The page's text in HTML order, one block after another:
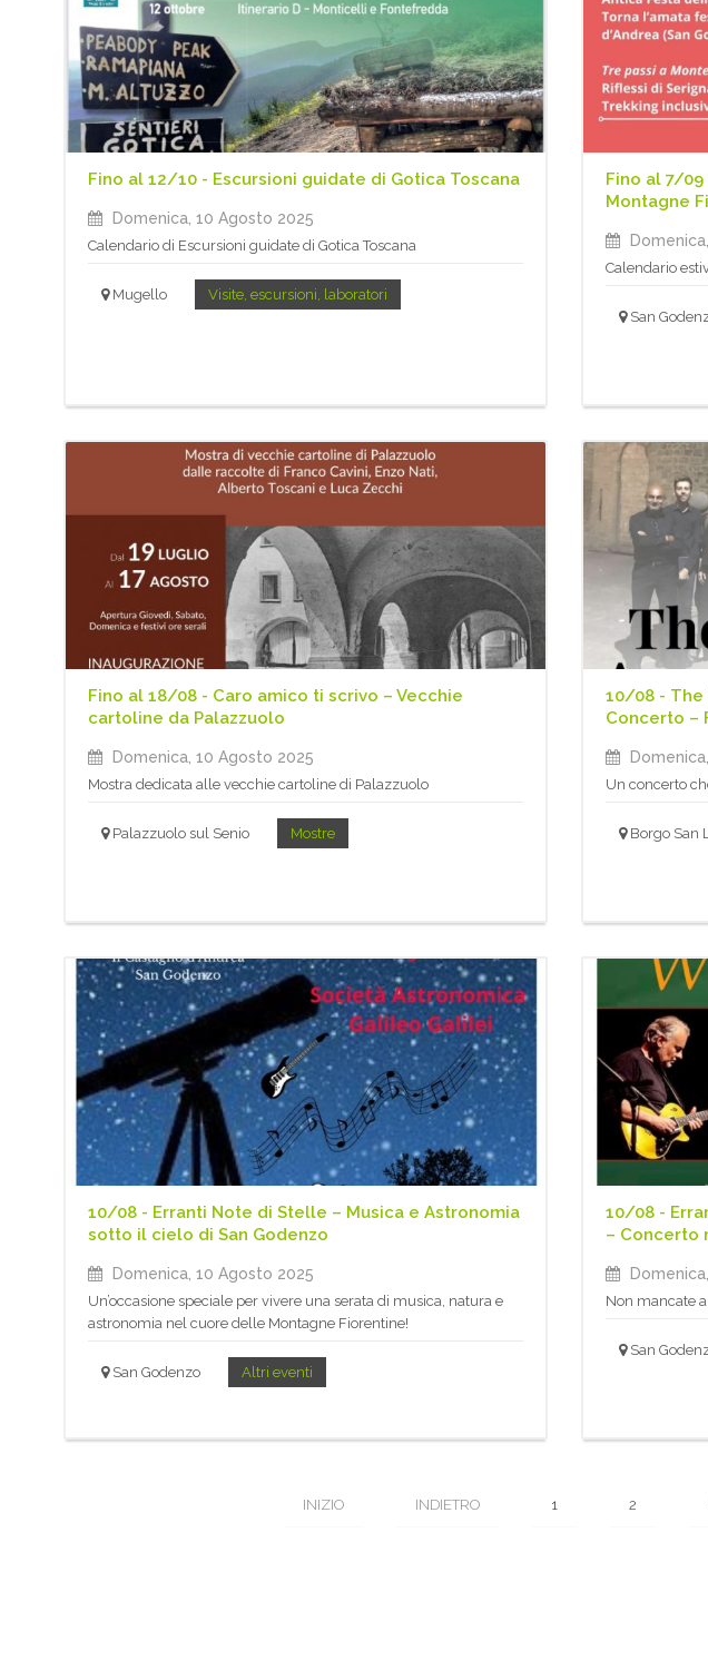
Fino al 12/10 - Escursioni guidate di Gotica Toscana
Domenica, 10 Agosto 2025
Calendario di Escursioni guidate di Gotica Toscana
Mugello Visite, escursioni, laboratori
Fino al 7/
Montagne
Calendario
San
Fino al 18/08 - Caro amico ti scrivo – Vecchie
cartoline da Palazzuolo
Domenica, 10 Agosto 2025
Mostra dedicata alle vecchie cartoline di Palazzuolo
Palazzuolo sul Senio Mostre
10/08 - The
Concerto –
Un concerto
Borgo San
10/08 - Erranti Note di Stelle – Musica e Astronomia
sotto il cielo di San Godenzo
Domenica, 10 Agosto 2025
Un’occasione speciale per vivere una serata di musica, natura e
astronomia nel cuore delle Montagne Fiorentine!
San Godenzo Altri eventi
10/08 -
– Concerto
Non mancate
San
INIZIO INDIETRO 1 2